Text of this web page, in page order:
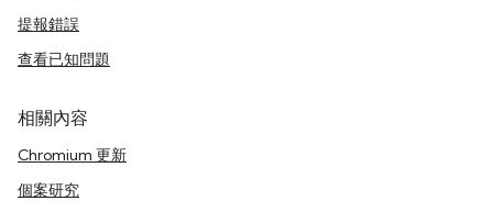
提報錯誤
查看已知問題
相關內容
Chromium 更新
個案研究